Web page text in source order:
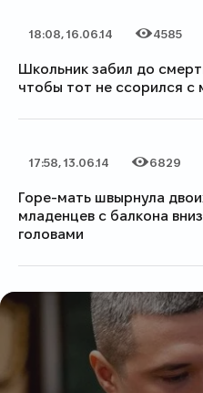
Дата публикации
18:08, 16.06.14
Категория
Количество просмотров
4585
Школьник забил до
чтобы тот не ссорился с
Дата публикации
17:58, 13.06.14
Категория
Количество просмотров
6829
Горе-мать швырнула
младенцев с балкона вниз
головами